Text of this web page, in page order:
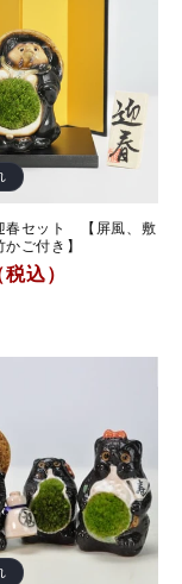
春セット 【屏風、敷
ご付き】
税込）